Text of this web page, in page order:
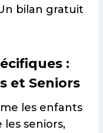
bilan gratuit
:
et Seniors
les enfants
seniors,